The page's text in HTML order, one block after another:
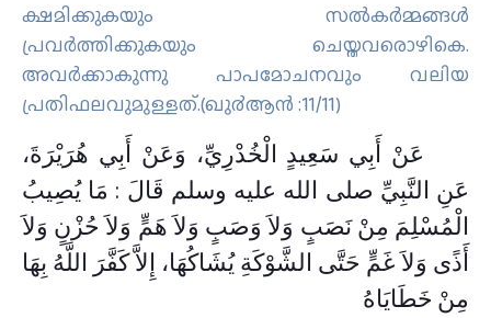
ക്ഷമിക്കുകയും സല്‍കര്‍മ്മങ്ങള്‍
പ്രവര്‍ത്തിക്കുകയും ചെയ്തവരൊഴികെ.
അവര്‍ക്കാകുന്നു പാപമോചനവും വലിയ
പ്രതിഫലവുമുള്ളത്‌.(ഖു൪ആന്‍ :11/11)
عَنْ أَبِي سَعِيدٍ الْخُدْرِيِّ، وَعَنْ أَبِي هُرَيْرَةَ،
عَنِ النَّبِيِّ صلى الله عليه وسلم قَالَ : مَا يُصِيبُ
الْمُسْلِمَ مِنْ نَصَبٍ وَلاَ وَصَبٍ وَلاَ هَمٍّ وَلاَ حُزْنٍ وَلاَ
أَذًى وَلاَ غَمٍّ حَتَّى الشَّوْكَةِ يُشَاكُهَا، إِلاَّ كَفَّرَ اللَّهُ بِهَا
مِنْ خَطَايَاهُ